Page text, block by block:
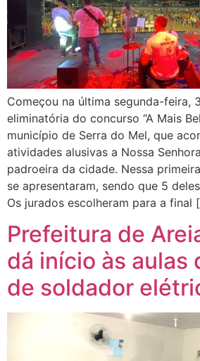
Começou na última segunda-feira,
eliminatória do concurso “A Mais
município de Serra do Mel, que
atividades alusivas a Nossa
padroeira da cidade. Nessa
se apresentaram, sendo que 5
Os jurados escolheram para a final
Prefeitura de
dá início às aulas
de soldador